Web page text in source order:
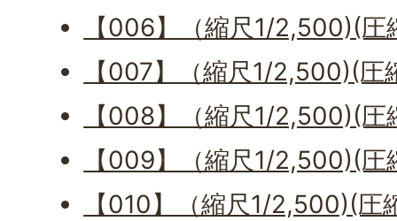
【006】（縮尺1/2,500)(
【007】（縮尺1/2,500)(
【008】（縮尺1/2,500)(
【009】（縮尺1/2,500)(
【010】（縮尺1/2,500)(